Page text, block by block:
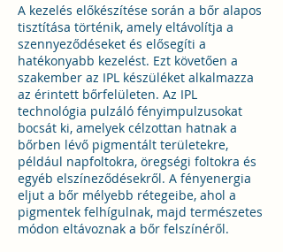
A kezelés előkészítése során a bőr alapos
tisztítása történik, amely eltávolítja a
szennyeződéseket és elősegíti a
hatékonyabb kezelést. Ezt követően a
szakember az IPL készüléket alkalmazza
az érintett bőrfelületen. Az IPL
technológia pulzáló fényimpulzusokat
bocsát ki, amelyek célzottan hatnak a
bőrben lévő pigmentált területekre,
például napfoltokra, öregségi foltokra és
egyéb elszíneződésekről. A fényenergia
eljut a bőr mélyebb rétegeibe, ahol a
pigmentek felhígulnak, majd természetes
módon eltávoznak a bőr felszínéről.